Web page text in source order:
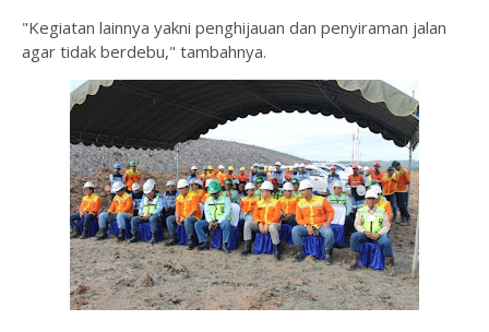
"Kegiatan lainnya yakni penghijauan dan penyiraman jalan
agar tidak berdebu," tambahnya.